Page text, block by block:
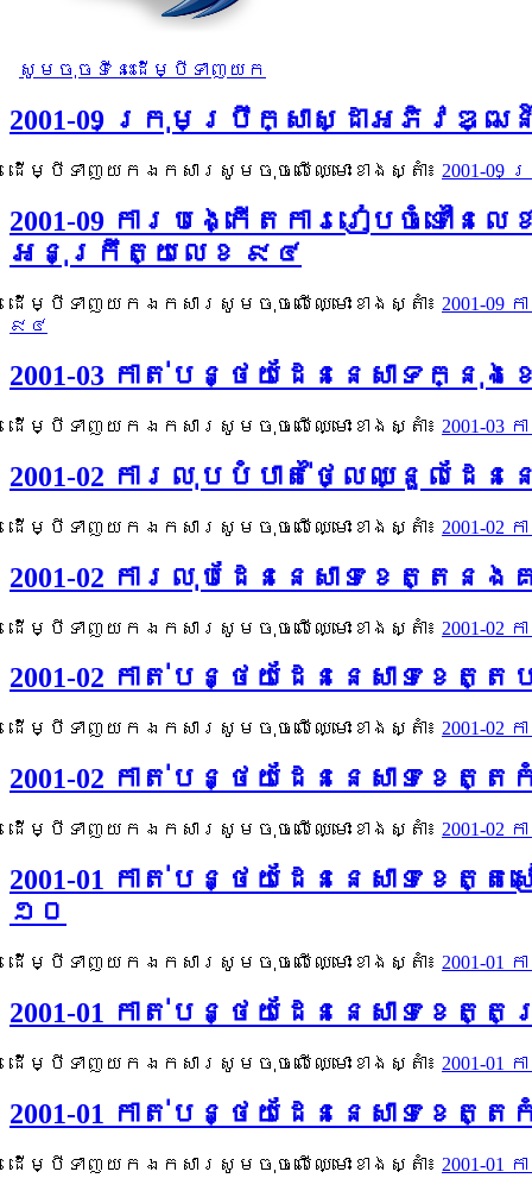
សូមចុចទីនេះដើម្បីទាញយក
2001-09 ក្រុមប្រឹក្សាស្ដាអភិ
ដើម្បីទាញយកឯកសារសូមចុចលើឈ្មោះខាងស្តាំ៖ 2001-
2001-09 ការបង្កើតការរៀបចំទៅ
អនុក្រឹត្យលេខ ៩៤
ដើម្បីទាញយកឯកសារសូមចុចលើឈ្មោះខាងស្តាំ៖ 2001-
៩៤
2001-03 កាត់បន្ថយដែននេសាទក្
ដើម្បីទាញយកឯកសារសូមចុចលើឈ្មោះខាងស្តាំ៖ 2001-
2001-02 ការលុបបំបាត់ថ្លៃឈ្នួល
ដើម្បីទាញយកឯកសារសូមចុចលើឈ្មោះខាងស្តាំ៖ 2001-
2001-02 ការលុបដែននេសាទខេត្
ដើម្បីទាញយកឯកសារសូមចុចលើឈ្មោះខាងស្តាំ៖ 2001-
2001-02 កាត់បន្ថយដែននេសាទខ
ដើម្បីទាញយកឯកសារសូមចុចលើឈ្មោះខាងស្តាំ៖ 2001-
2001-02 កាត់បន្ថយដែននេសាទខ
ដើម្បីទាញយកឯកសារសូមចុចលើឈ្មោះខាងស្តាំ៖ 2001-
2001-01 កាត់បន្ថយដែននេសាទខ
១០
ដើម្បីទាញយកឯកសារសូមចុចលើឈ្មោះខាងស្តាំ៖ 2001-
2001-01 កាត់បន្ថយដែននេសាទខេ
ដើម្បីទាញយកឯកសារសូមចុចលើឈ្មោះខាងស្តាំ៖ 2001-
2001-01 កាត់បន្ថយដែននេសាទខ
ដើម្បីទាញយកឯកសារសូមចុចលើឈ្មោះខាងស្តាំ៖ 2001-